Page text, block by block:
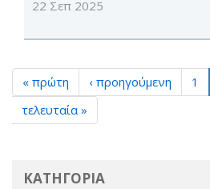
22 Σεπ 2025
« πρώτη ‹ προηγούμενη 1
τελευταία »
ΚΑΤΗΓΟΡΙΑ